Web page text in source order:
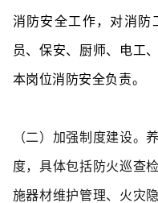
消防安全工作，对消防
员、保安、厨师、电工
本岗位消防安全负责。
（二）加强制度建设。
度，具体包括防火巡查
施器材维护管理、火灾